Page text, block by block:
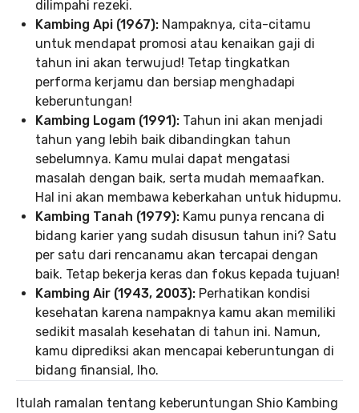
dilimpahi rezeki.
Kambing Api (1967): Nampaknya, cita-citamu
untuk mendapat promosi atau kenaikan gaji di
tahun ini akan terwujud! Tetap tingkatkan
performa kerjamu dan bersiap menghadapi
keberuntungan!
Kambing Logam (1991): Tahun ini akan menjadi
tahun yang lebih baik dibandingkan tahun
sebelumnya. Kamu mulai dapat mengatasi
masalah dengan baik, serta mudah memaafkan.
Hal ini akan membawa keberkahan untuk hidupmu.
Kambing Tanah (1979): Kamu punya rencana di
bidang karier yang sudah disusun tahun ini? Satu
per satu dari rencanamu akan tercapai dengan
baik. Tetap bekerja keras dan fokus kepada tujuan!
Kambing Air (1943, 2003): Perhatikan kondisi
kesehatan karena nampaknya kamu akan memiliki
sedikit masalah kesehatan di tahun ini. Namun,
kamu diprediksi akan mencapai keberuntungan di
bidang finansial, lho.
Itulah ramalan tentang keberuntungan Shio Kambing